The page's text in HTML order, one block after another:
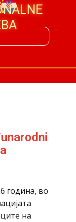
година, во
на